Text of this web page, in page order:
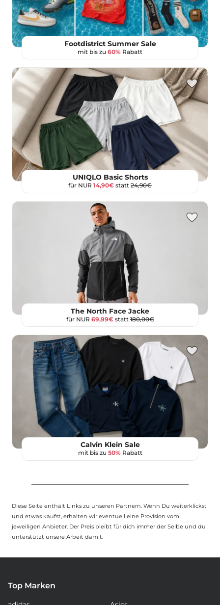
Footdistrict Summer Sale
mit bis zu 60% Rabatt
UNIQLO Basic Shorts
für NUR 14,90€ statt 24,90€
The North Face Jacke
für NUR 69,99€statt180,00€
Calvin Klein Sale
mit bis zu 50%Rabatt
Diese Seite enthält Links zu unseren Partnern. Wenn Du weiterklickst
und etwas kaufst, erhalten wir eventuell eine Provision vom
jeweiligen Anbieter. Der Preis bleibt für dich immer der Selbe und du
unterstützt unsere Arbeit damit.
Top Marken